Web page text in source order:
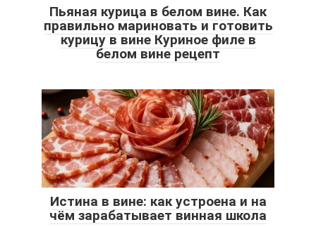
Пьяная курица в белом вине. Как
правильно мариновать и готовить
курицу в вине Куриное филе в
белом вине рецепт
Истина в вине: как устроена и на
чём зарабатывает винная школа